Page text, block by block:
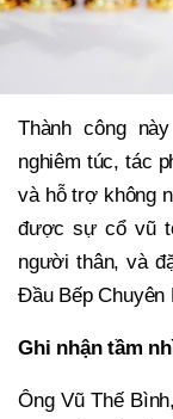
Thành công
nghiêm túc, tác
và hỗ trợ không
được sự cổ vũ
người thân, và
Đầu Bếp Chuyên
Ghi nhận tầm
Ông Vũ Thế